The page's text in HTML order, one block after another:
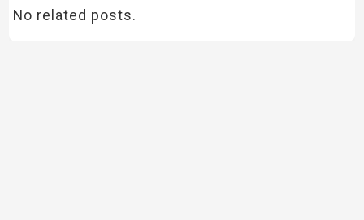
No related posts.